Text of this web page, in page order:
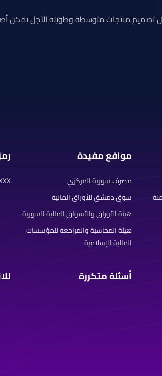
تصميم منتجات متوسطة وطويلة الأجل تمكن
مواقع مفيدة
مصرف سورية المركزي
سوق دمشق للأوراق المالية
هيئة الأوراق والأسواق المالية السورية
هيئة المحاسبة والمراجعة للمؤسسات
المالية الإسلامية
أسئلة متكررة